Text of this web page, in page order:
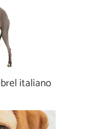
italiano